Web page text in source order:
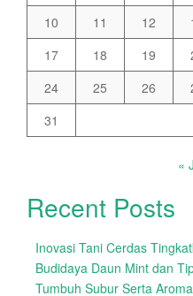
10
11 12
17
18 19
24
25 26
31
«
Recent Posts
Inovasi Tani Cerdas
Budidaya Daun Mint dan
Tumbuh Subur Serta